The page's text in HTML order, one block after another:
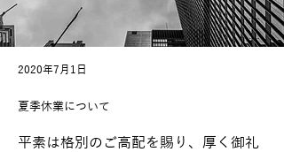
2020年7月1日
夏季休業について
平素は格別のご⾼配を賜り、厚く御礼